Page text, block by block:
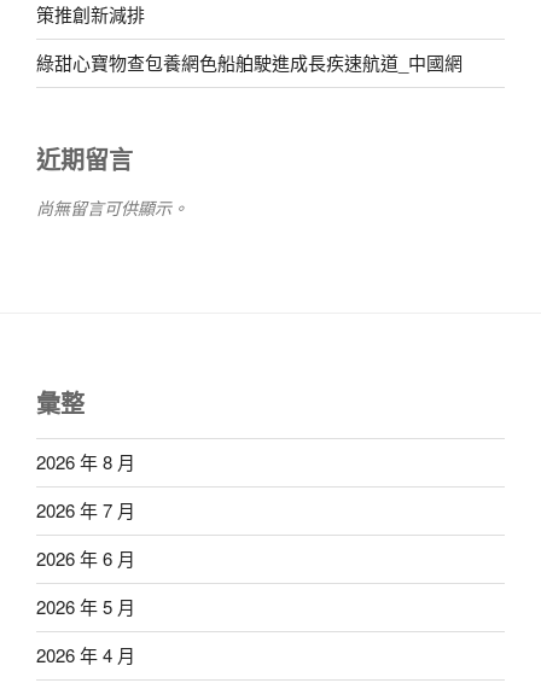
策推創新減排
綠甜心寶物查包養網色船舶駛進成長疾速航道_中國網
近期留言
尚無留言可供顯示。
彙整
2026 年 8 月
2026 年 7 月
2026 年 6 月
2026 年 5 月
2026 年 4 月